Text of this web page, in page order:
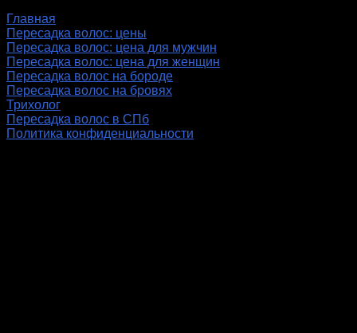
Главная
Пересадка волос: цены
Пересадка волос: цена для мужчин
Пересадка волос: цена для женщин
Пересадка волос на бороде
Пересадка волос на бровях
Трихолог
Пересадка волос в СПб
Политика конфиденциальности